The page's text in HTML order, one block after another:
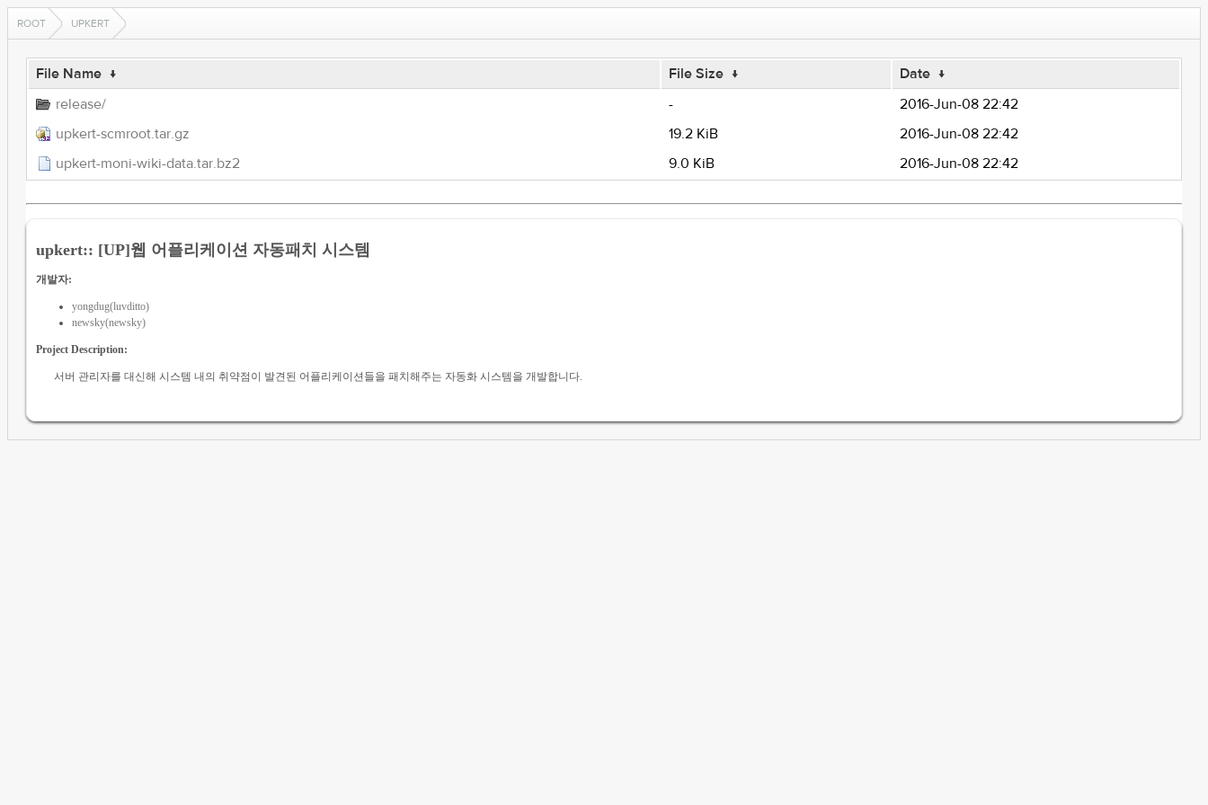
ROOT UPKERT
File Name ↓ File Size ↓ Date ↓
release/
-
2016-Jun-08 22:42
upkert-scmroot.tar.gz
19.2 KiB
2016-Jun-08 22:42
upkert-moni-wiki-data.tar.bz2
9.0 KiB 2016-Jun-08 22:42
upkert:: [UP]웹 어플리케이션 자동패치 시스템
개발자:
yongdug(luvditto)
newsky(newsky)
Project Description:
서버 관리자를 대신해 시스템 내의 취약점이 발견된 어플리케이션들을 패치해주는 자동화 시스템을 개발합니다.